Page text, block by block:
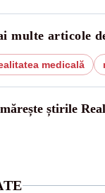
multe articole
medicală
știrile